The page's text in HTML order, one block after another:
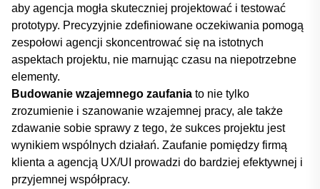
aby agencja⁣ mogła ⁤skuteczniej projektować i ⁤testować⁣
prototypy. Precyzyjnie zdefiniowane oczekiwania pomogą
zespołowi agencji skoncentrować ⁣się na istotnych
aspektach projektu, ⁤nie marnując ⁢czasu⁣ na niepotrzebne
elementy.
Budowanie wzajemnego​ zaufania ‌to‍ nie tylko
zrozumienie i szanowanie ⁣wzajemnej pracy, ale także ​
zdawanie sobie sprawy z⁣ tego, że ​sukces projektu jest
wynikiem wspólnych działań. Zaufanie pomiędzy⁣ firmą
klienta⁤ a agencją UX/UI prowadzi‍ do bardziej efektywnej i
przyjemnej współpracy.